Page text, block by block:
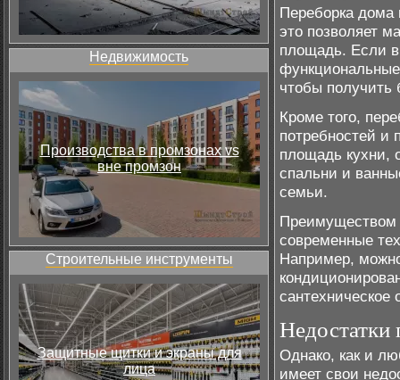
Недвижимость
Производства в промзонах vs
вне промзон
Строительные инструменты
Защитные щитки и экраны для
лица
Переборка дома
это позволяет
площадь. Если
чтобы получить
Кроме того,
потребностей и
площадь кухни,
спальни и
семьи.
Преимуществом
современные
Например,
сантехническое
Недостатки
Однако, как и
имеет свои